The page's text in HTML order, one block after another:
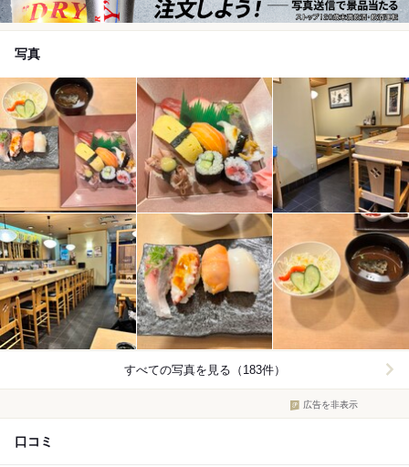
写真
すべての写真を見る（183件）
広告を非表示
口コミ